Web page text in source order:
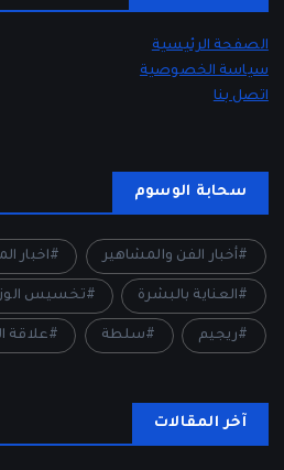
الصفحة الرئيسية
سياسة الخصوصية
اتصل بنا
سحابة الوسوم
أخبار الفن والمشاهير اخبار
العناية بالبشرة تخسيس
ريجيم سلطة علاقة
آخر المقالات